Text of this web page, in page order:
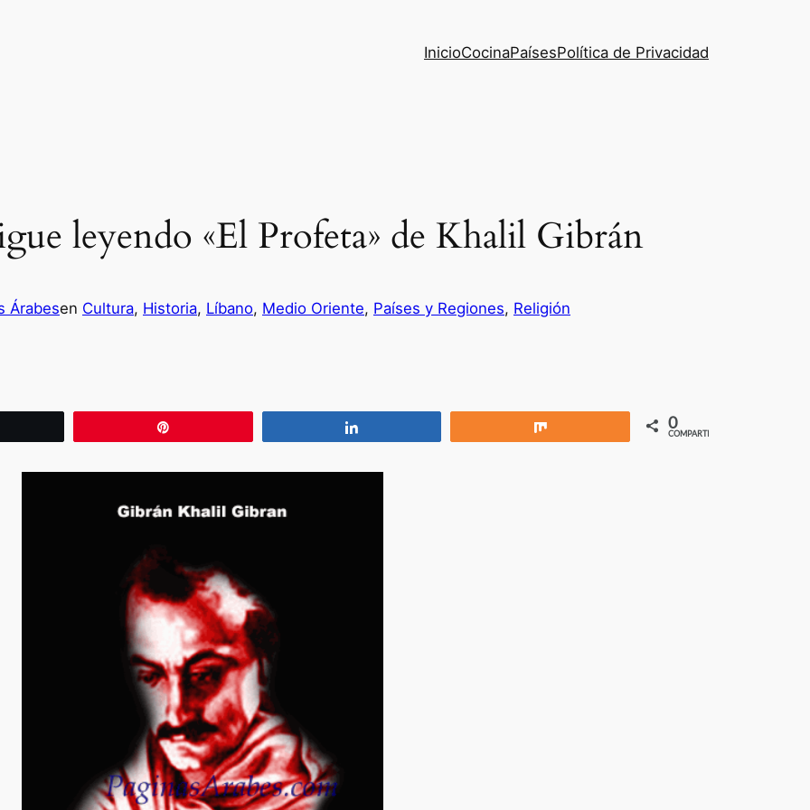
InicioCocinaPaísesPolítica de Privacidad
leyendo «El Profeta» de Khalil Gibrán
Árabesen Cultura, Historia, Líbano, Medio Oriente, Países y Regiones, Religión
0
COMPARTIR